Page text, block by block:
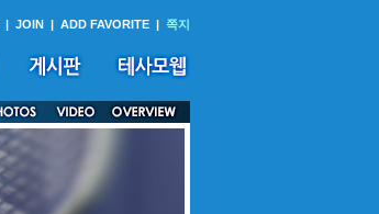
| JOIN | ADD FAVORITE | 쪽지